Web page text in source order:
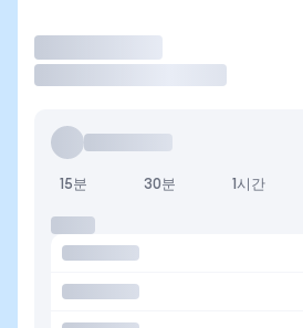
15분 30분 1시간